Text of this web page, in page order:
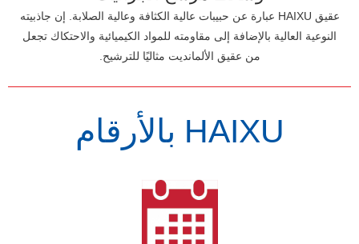
عقيق HAIXU عبارة عن حبيبات عالية الكثافة وعالية الصلابة. إن جاذبيته
النوعية العالية بالإضافة إلى مقاومته للمواد الكيميائية والاحتكاك تجعل
من عقيق الألمانديت مثاليًا للترشيح.
HAIXU بالأرقام